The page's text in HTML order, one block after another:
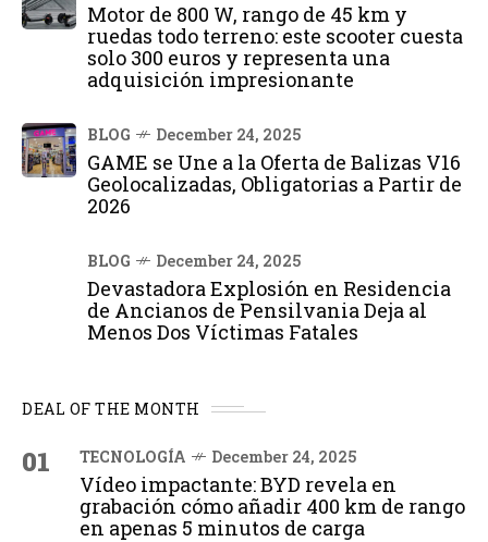
Motor de 800 W, rango de 45 km y
ruedas todo terreno: este scooter cuesta
solo 300 euros y representa una
adquisición impresionante
BLOG December 24, 2025
GAME se Une a la Oferta de Balizas V16
Geolocalizadas, Obligatorias a Partir de
2026
BLOG December 24, 2025
Devastadora Explosión en Residencia
de Ancianos de Pensilvania Deja al
Menos Dos Víctimas Fatales
DEAL OF THE MONTH
01 TECNOLOGÍA December 24, 2025
Vídeo impactante: BYD revela en
grabación cómo añadir 400 km de rango
en apenas 5 minutos de carga